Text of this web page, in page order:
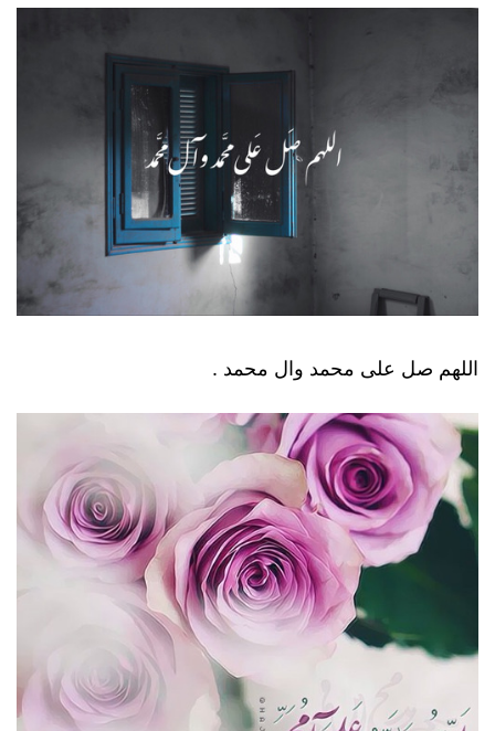
اللهم صل على محمد وال محمد .